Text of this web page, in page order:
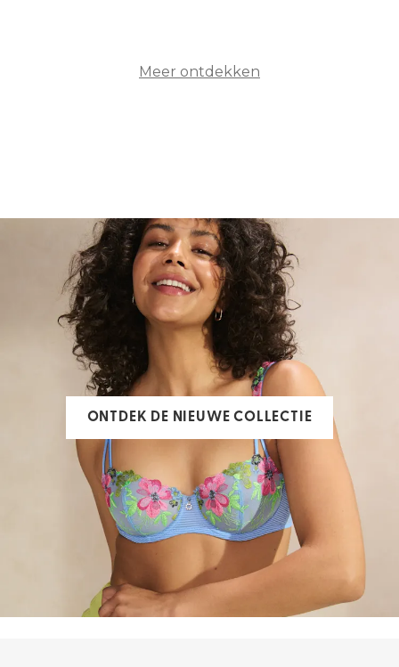
Meer ontdekken
ONTDEK DE NIEUWE COLLECTIE
Badmode
ALLE BADMODE
ALLE BH'S